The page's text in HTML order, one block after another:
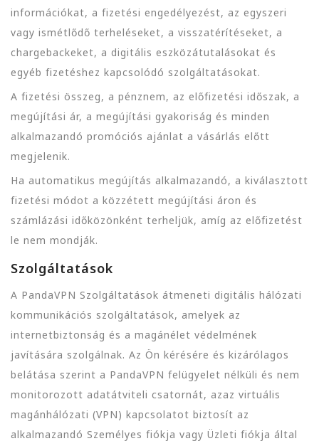
információkat, a fizetési engedélyezést, az egyszeri
vagy ismétlődő terheléseket, a visszatérítéseket, a
chargebackeket, a digitális eszközátutalásokat és
egyéb fizetéshez kapcsolódó szolgáltatásokat.
A fizetési összeg, a pénznem, az előfizetési időszak, a
megújítási ár, a megújítási gyakoriság és minden
alkalmazandó promóciós ajánlat a vásárlás előtt
megjelenik.
Ha automatikus megújítás alkalmazandó, a kiválasztott
fizetési módot a közzétett megújítási áron és
számlázási időközönként terheljük, amíg az előfizetést
le nem mondják.
Szolgáltatások
A PandaVPN Szolgáltatások átmeneti digitális hálózati
kommunikációs szolgáltatások, amelyek az
internetbiztonság és a magánélet védelmének
javítására szolgálnak. Az Ön kérésére és kizárólagos
belátása szerint a PandaVPN felügyelet nélküli és nem
monitorozott adatátviteli csatornát, azaz virtuális
magánhálózati (VPN) kapcsolatot biztosít az
alkalmazandó Személyes fiókja vagy Üzleti fiókja által